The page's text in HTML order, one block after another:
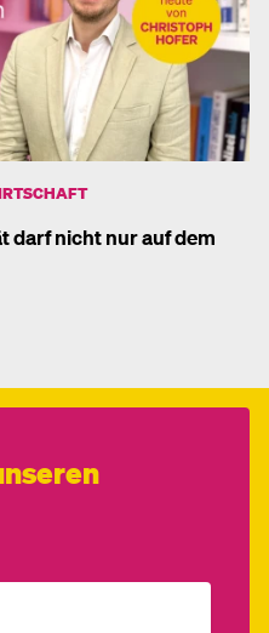
darf nicht nur auf dem